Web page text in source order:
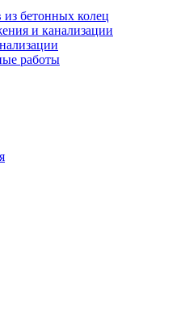
из бетонных колец
и канализации
работы